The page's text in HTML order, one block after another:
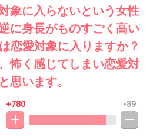
象に入らないという女性
に身長がものすごく高い
恋愛対象に入りますか？
怖く感じてしまい恋愛対
思います。
+780 -89